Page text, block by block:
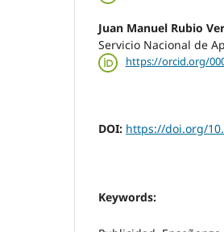
Juan Manuel Rubio
Servicio Nacional de
https://orcid.org/
DOI: https://doi.org/
Keywords: